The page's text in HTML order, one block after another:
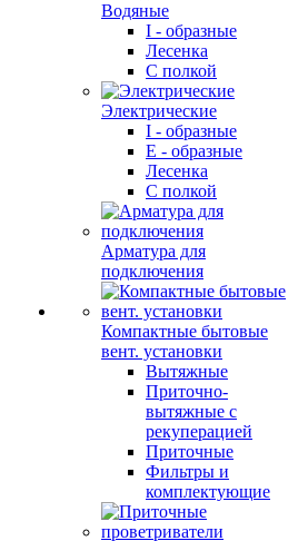
Водяные
I - образные
Лесенка
С полкой
Электрические
I - образные
E - образные
Лесенка
С полкой
Арматура для
подключения
Компактные бытовые
вент. установки
Вытяжные
Приточно-
вытяжные с
рекуперацией
Приточные
Фильтры и
комплектующие